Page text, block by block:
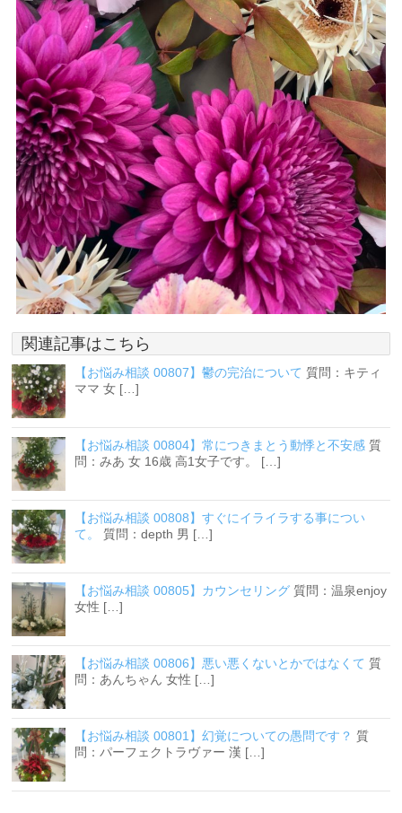
関連記事はこちら
【お悩み相談 00807】鬱の完治について 質問：キティ
ママ 女 […]
【お悩み相談 00804】常につきまとう動悸と不安感 質
問：みあ 女 16歳 高1女子です。 […]
【お悩み相談 00808】すぐにイライラする事につい
て。
質問：depth 男 […]
【お悩み相談 00805】カウンセリング 質問：温泉enjoy
女性 […]
【お悩み相談 00806】悪い悪くないとかではなくて 質
問：あんちゃん 女性 […]
【お悩み相談 00801】幻覚についての愚問です？ 質
問：パーフェクトラヴァー 漢 […]